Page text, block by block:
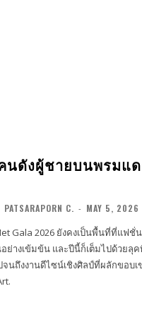
ดังผู้ชายบนพรมแดง
PATSARAPORN C. - MAY 5, 2026
Gala 2026 ยังคงเป็นพื้นที่ที่แฟชั่
ย่างเข้มข้น และปีนี้ก็เต็มไปด้วยลุค
จนถึงงานดีไซน์เชิงศิลป์ที่ผลักขอบ